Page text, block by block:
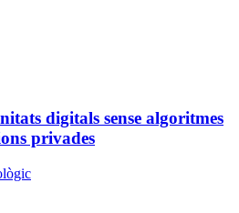
digitals sense algoritmes
privades